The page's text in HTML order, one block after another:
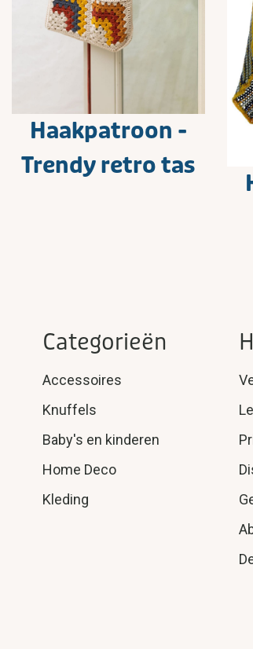
Haakpatroon -
Trendy retro tas
Categorieën
Accessoires
Knuffels
Baby's en kinderen
Home Deco
Kleding